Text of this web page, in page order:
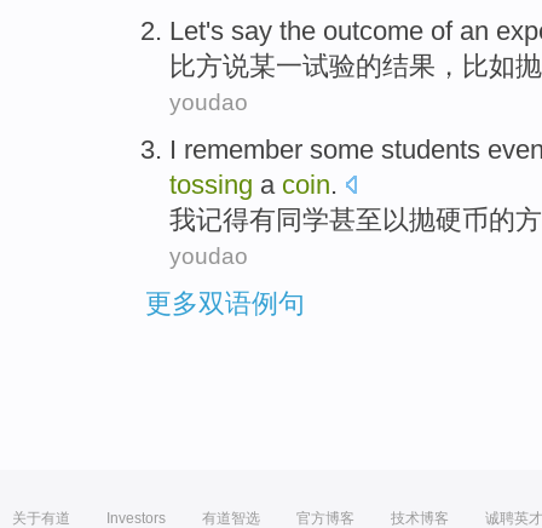
Let's say the outcome of an
比方说某一试验的结果 ， 比如抛
youdao
I remember some students
tossing a coin.
我记得有同学甚至以抛硬币的
youdao
更多双语例句
关于有道 Investors 有道智选 官方博客 技术博客 诚聘英才